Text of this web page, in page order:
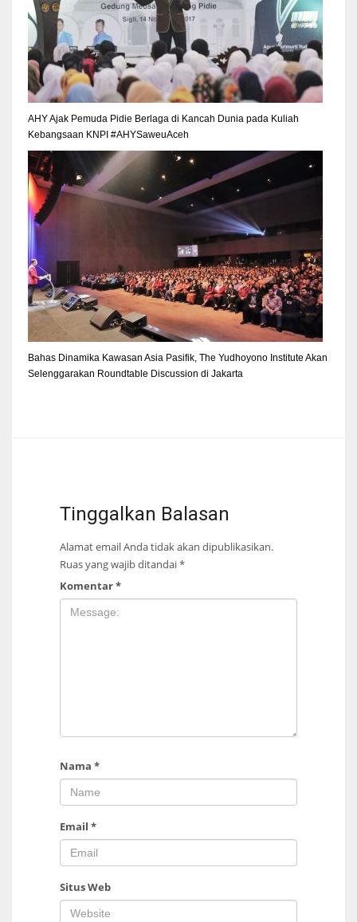
AHY Ajak Pemuda Pidie Berlaga di Kancah Dunia pada Kuliah
Kebangsaan KNPI #AHYSaweuAceh
Bahas Dinamika Kawasan Asia Pasifik, The Yudhoyono Institute Akan
Selenggarakan Roundtable Discussion di Jakarta
Tinggalkan Balasan
Alamat email Anda tidak akan dipublikasikan.
Ruas yang wajib ditandai*
Komentar*
Nama *
Email *
Situs Web